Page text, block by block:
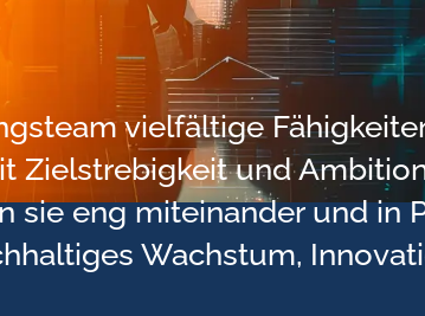
vielfältige
Zielstrebigkeit und
sie eng miteinander und in
Wachstum,